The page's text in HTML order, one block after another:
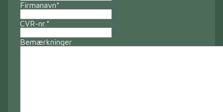
Firmanavn*
CVR-nr. *
Bemærkninger